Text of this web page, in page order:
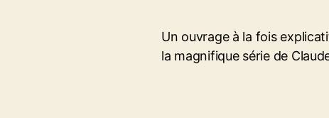
Un ouvrage à la fois
la magnifique série de